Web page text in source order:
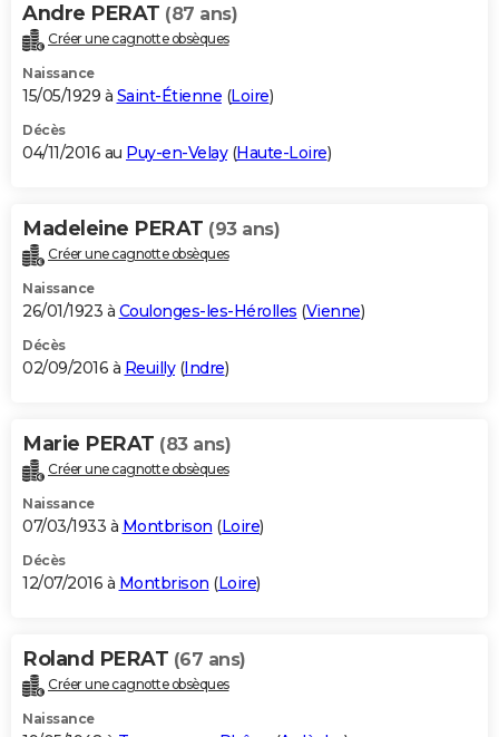
Andre PERAT (87 ans)
Créer une cagnotte obsèques
Naissance
15/05/1929 à Saint-Étienne (Loire)
Décès
04/11/2016 au Puy-en-Velay(Haute-Loire)
Madeleine PERAT (93 ans)
Créer une cagnotte obsèques
Naissance
26/01/1923 à Coulonges-les-Hérolles (Vienne)
Décès
02/09/2016 à Reuilly(Indre)
Marie PERAT (83 ans)
Créer une cagnotte obsèques
Naissance
07/03/1933 à Montbrison (Loire)
Décès
12/07/2016 à Montbrison (Loire)
Roland PERAT (67 ans)
Créer une cagnotte obsèques
Naissance